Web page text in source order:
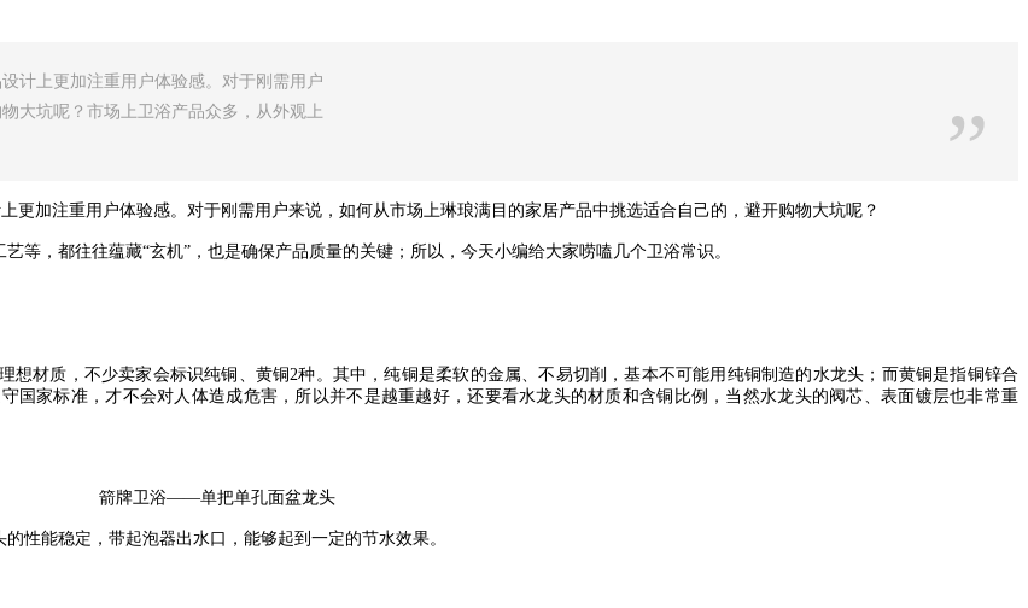
计上更加注重用户体验感。对于刚需用户
大坑呢？市场上卫浴产品众多，从外观上
”
更加注重用户体验感。对于刚需用户来说，如何从市场上琳琅满目的家居产品中挑选适合自己的，避开购物大坑呢？
艺等，都往往蕴藏“玄机”，也是确保产品质量的关键；所以，今天小编给大家唠嗑几个卫浴常识。
想材质，不少卖家会标识纯铜、黄铜2种。其中，纯铜是柔软的金属、不易切削，基本不可能用纯铜制造的水龙头；而黄铜是指铜锌合
国家标准，才不会对人体造成危害，所以并不是越重越好，还要看水龙头的材质和含铜比例，当然水龙头的阀芯、表面镀层也非常重
箭牌卫浴——单把单孔面盆龙头
能稳定，带起泡器出水口，能够起到一定的节水效果。